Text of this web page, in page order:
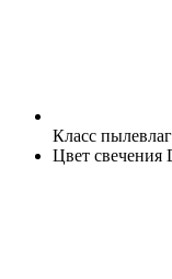
Класс
Цвет свечения